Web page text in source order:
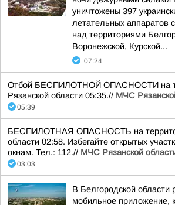
уничтожены 397
летательных аппаратов
над территориями
Воронежской, Курской...
07:24
Отбой БЕСПИЛОТНОЙ ОПАСНОСТИ на
Рязанской области 05:35.// МЧС
05:39
БЕСПИЛОТНАЯ ОПАСНОСТЬ на
области 02:58. Избегайте открытых
окнам. Тел.: 112.// МЧС Рязанской
03:03
В Белгородской области
мобильное приложение,